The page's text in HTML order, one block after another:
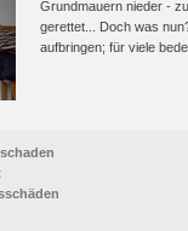
Grundmauern nieder -
gerettet... Doch was
aufbringen; für viele